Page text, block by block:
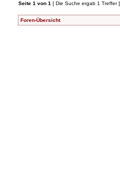
Seite 1 von 1 [ Die Suche ergab 1 Treffer ]
Foren-Übersicht